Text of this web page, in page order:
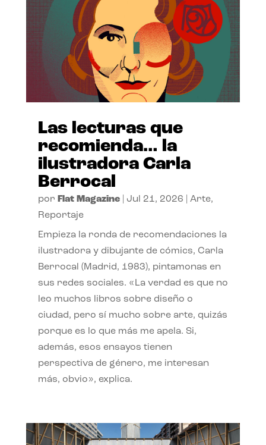
Las lecturas que
recomienda… la
ilustradora Carla
Berrocal
por Flat Magazine| Jul 21, 2026 Arte,
Reportaje
Empieza la ronda de recomendaciones la
ilustradora y dibujante de cómics, Carla
Berrocal (Madrid, 1983), pintamonas en
sus redes sociales. «La verdad es que no
leo muchos libros sobre diseño o
ciudad, pero sí mucho sobre arte, quizás
porque es lo que más me apela. Si,
además, esos ensayos tienen
perspectiva de género, me interesan
más, obvio», explica.